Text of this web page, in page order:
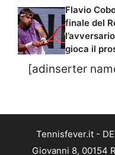
Flavio
finale del
gioca il
[adinserter
Tennisfever.it -
Giovanni 8, 00154